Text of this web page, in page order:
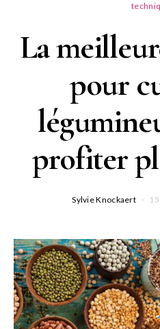
La
pour
profiter
Sylvie Knockaert